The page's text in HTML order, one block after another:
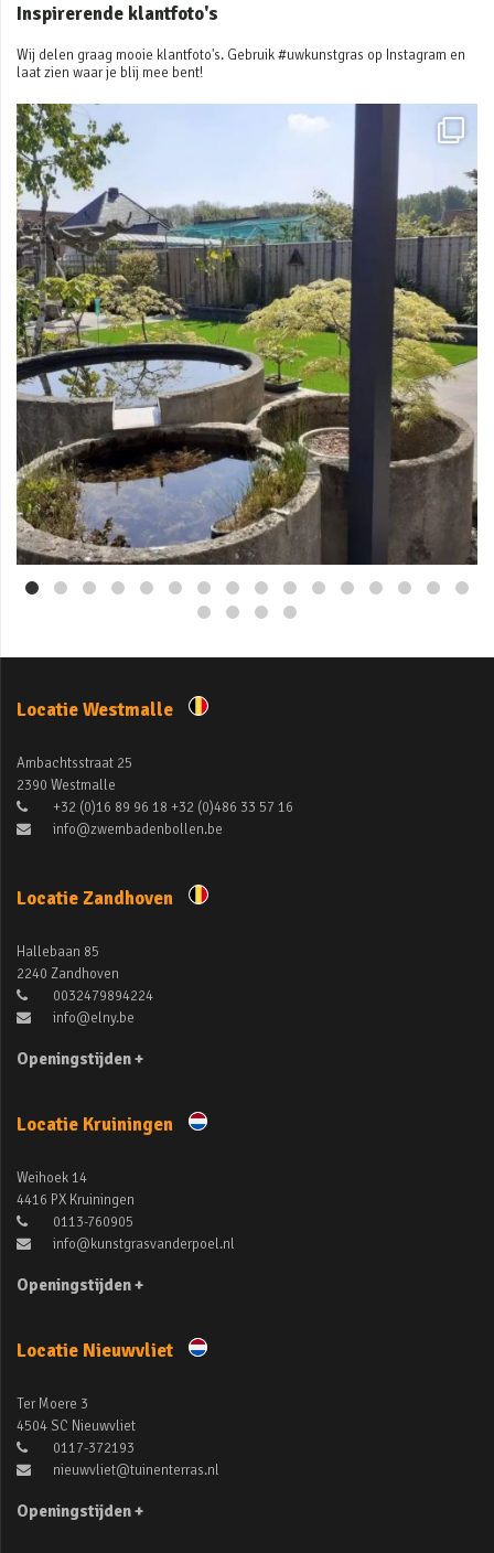
Inspirerende klantfoto's
Wij delen graag mooie klantfoto's. Gebruik #uwkunstgras op Instagram en
laat zien waar je blij mee bent!
Mei 3
Locatie Westmalle
Ambachtsstraat 25
2390 Westmalle
+32 (0)16 89 96 18 +32 (0)486 33 57 16
info@zwembadenbollen.be
Locatie Zandhoven
Hallebaan 85
2240 Zandhoven
0032479894224
info@elny.be
Openingstijden +
Locatie Kruiningen
Weihoek 14
4416 PX Kruiningen
0113-760905
info@kunstgrasvanderpoel.nl
Openingstijden +
Locatie Nieuwvliet
Ter Moere 3
4504 SC Nieuwvliet
0117-372193
nieuwvliet@tuinenterras.nl
Openingstijden +